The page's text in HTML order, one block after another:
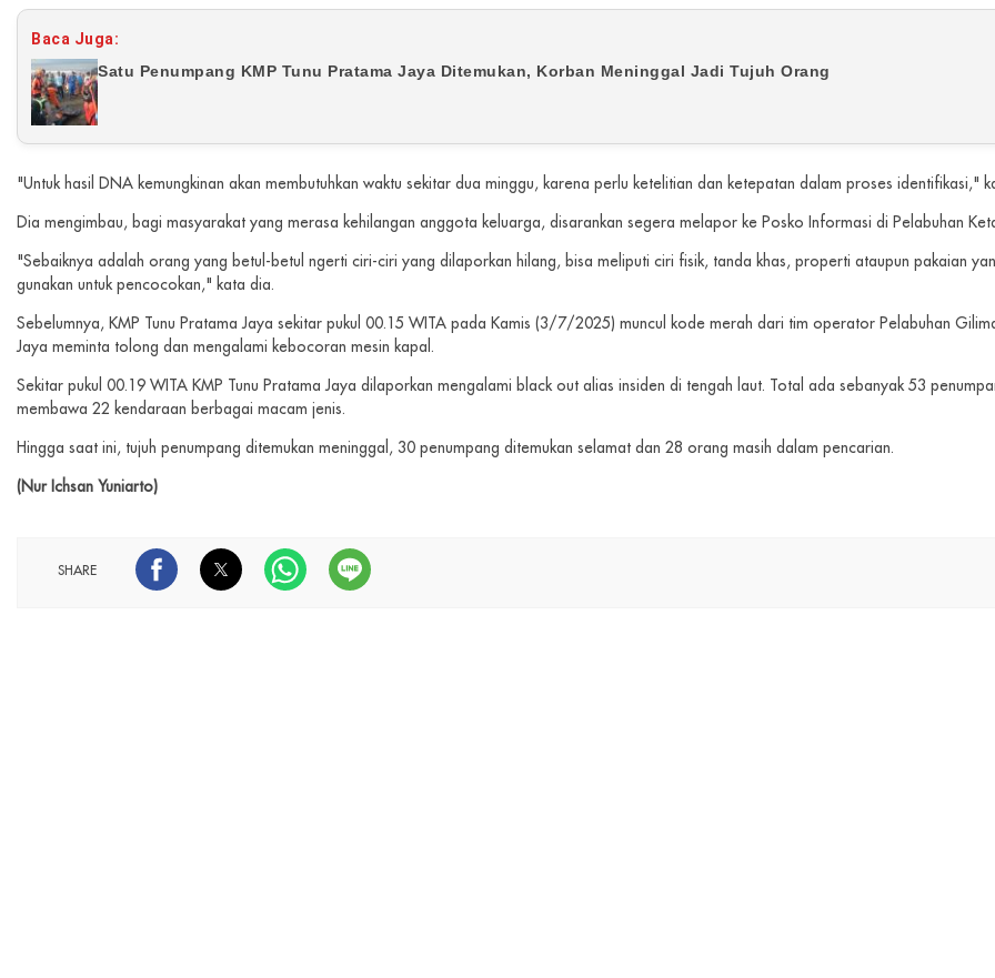
Baca Juga:
Satu Penumpang KMP Tunu Pratama Jaya Ditemukan, Korban Meninggal Jadi Tujuh Orang
"Untuk hasil DNA kemungkinan akan membutuhkan waktu sekitar dua minggu, karena perlu ketelitian dan ketepatan dalam proses identifikasi,"
Dia mengimbau, bagi masyarakat yang merasa kehilangan anggota keluarga, disarankan segera melapor ke Posko Informasi di Pelabuhan
"Sebaiknya adalah orang yang betul-betul ngerti ciri-ciri yang dilaporkan hilang, bisa meliputi ciri fisik, tanda khas, properti ataupun pakaian
gunakan untuk pencocokan," kata dia.
Sebelumnya, KMP Tunu Pratama Jaya sekitar pukul 00.15 WITA pada Kamis (3/7/2025) muncul kode merah dari tim operator Pelabuhan
Jaya meminta tolong dan mengalami kebocoran mesin kapal.
Sekitar pukul 00.19 WITA KMP Tunu Pratama Jaya dilaporkan mengalami black out alias insiden di tengah laut. Total ada sebanyak 53
membawa 22 kendaraan berbagai macam jenis.
Hingga saat ini, tujuh penumpang ditemukan meninggal, 30 penumpang ditemukan selamat dan 28 orang masih dalam pencarian.
(Nur Ichsan Yuniarto)
SHARE